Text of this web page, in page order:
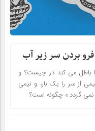
بردن سر زیر آب
باطل مى کند در چیست؟ و
از سر را یک بار، و نیمى
نمى گردد.» چگونه است؟